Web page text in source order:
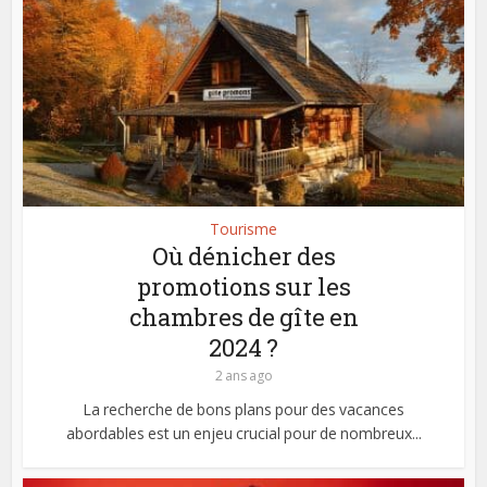
Tourisme
Où dénicher des
promotions sur les
chambres de gîte en
2024 ?
2 ans ago
La recherche de bons plans pour des vacances
abordables est un enjeu crucial pour de nombreux...